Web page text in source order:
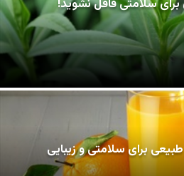
سلامتی قافل نشوید!
برای سلامتی و زیبایی